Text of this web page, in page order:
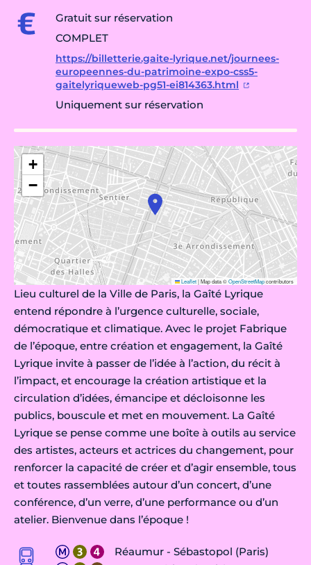
Gratuit sur réservation
COMPLET
https://billetterie.gaite-lyrique.net/journees-
europeennes-du-patrimoine-expo-css5-
gaitelyriqueweb-pg51-ei814363.html
Uniquement sur réservation
+
−
Leaflet|Map data ©OpenStreetMapcontributors
Lieu culturel de la Ville de Paris, la Gaîté Lyrique
entend répondre à l’urgence culturelle, sociale,
démocratique et climatique. Avec le projet Fabrique
de l’époque, entre création et engagement, la Gaîté
Lyrique invite à passer de l’idée à l’action, du récit à
l’impact, et encourage la création artistique et la
circulation d’idées, émancipe et décloisonne les
publics, bouscule et met en mouvement. La Gaîté
Lyrique se pense comme une boîte à outils au service
des artistes, acteurs et actrices du changement, pour
renforcer la capacité de créer et d’agir ensemble, tous
et toutes rassemblées autour d’un concert, d’une
conférence, d’un verre, d’une performance ou d’un
atelier. Bienvenue dans l’époque !
Réaumur - Sébastopol (Paris)